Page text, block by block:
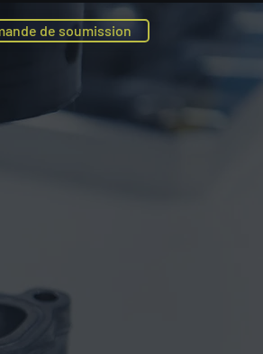
de soumission
d’aide
de vos
désirez